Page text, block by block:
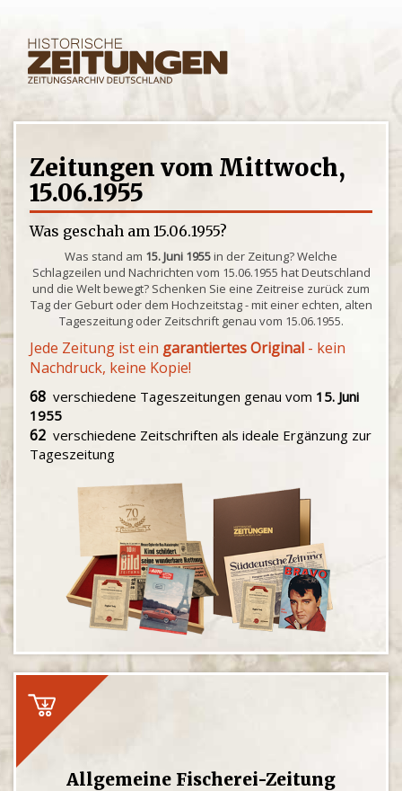
Zeitungen vom Mittwoch,
15.06.1955
Was geschah am 15.06.1955?
Was stand am 15. Juni 1955in der Zeitung? Welche
Schlagzeilen und Nachrichten vom 15.06.1955 hat Deutschland
und die Welt bewegt? Schenken Sie eine Zeitreise zurück zum
Tag der Geburt oder dem Hochzeitstag - mit einer echten, alten
Tageszeitung oder Zeitschrift genau vom 15.06.1955.
Jede Zeitung ist ein garantiertes Original - kein
Nachdruck, keine Kopie!
68 verschiedene Tageszeitungen genau vom 15. Juni
1955
62 verschiedene Zeitschriften als ideale Ergänzung zur
Tageszeitung
Allgemeine Fischerei-Zeitung